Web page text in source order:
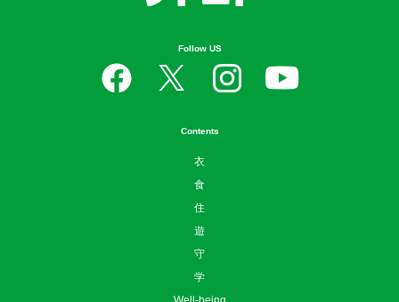
Follow US
Contents
衣
食
住
遊
守
学